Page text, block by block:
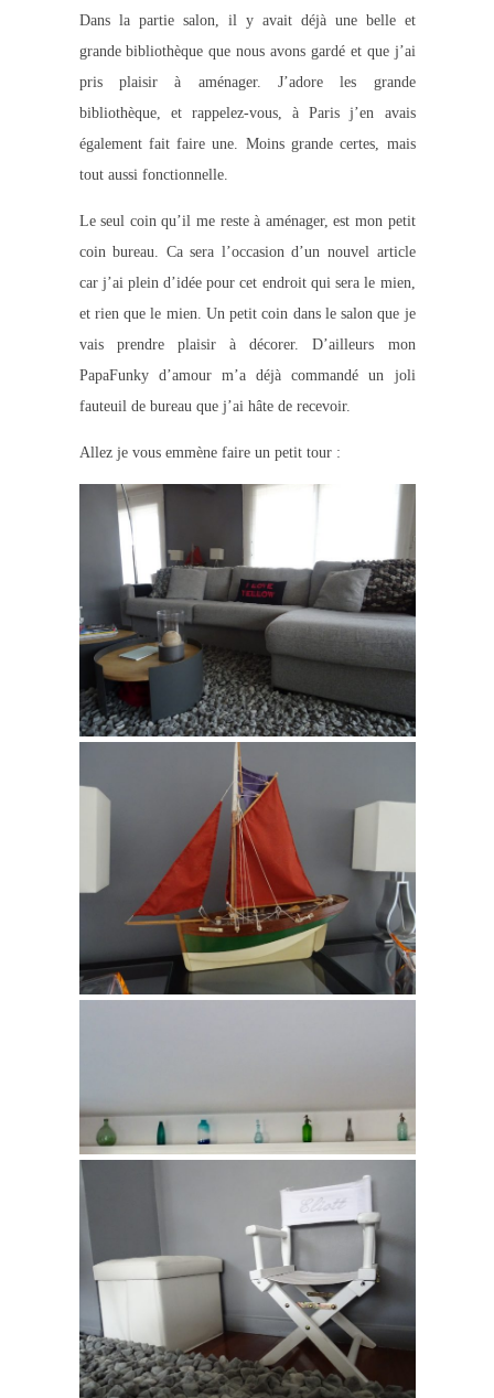
Dans la partie salon, il y avait déjà une belle et
grande bibliothèque que nous avons gardé et que j’ai
pris plaisir à aménager. J’adore les grande
bibliothèque, et rappelez-vous, à Paris j’en avais
également fait faire une. Moins grande certes, mais
tout aussi fonctionnelle.
Le seul coin qu’il me reste à aménager, est mon petit
coin bureau. Ca sera l’occasion d’un nouvel article
car j’ai plein d’idée pour cet endroit qui sera le mien,
et rien que le mien. Un petit coin dans le salon que je
vais prendre plaisir à décorer. D’ailleurs mon
PapaFunky d’amour m’a déjà commandé un joli
fauteuil de bureau que j’ai hâte de recevoir.
Allez je vous emmène faire un petit tour :